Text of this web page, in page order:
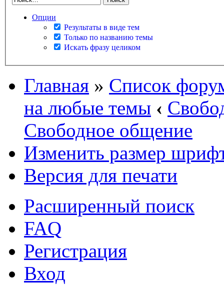
Опции
Результаты в виде тем
Только по названию темы
Искать фразу целиком
Главная » Список
на любые темы ‹
Свободное общение
Изменить размер
Версия для печати
Расширенный поиск
FAQ
Регистрация
Вход